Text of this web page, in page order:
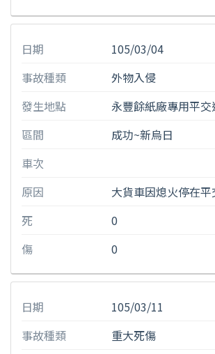
日期
105/03/04
事故種類
外物入侵
發生地點
永豐餘紙廠專用平交
區間
成功~新烏日
車次
原因
大貨車因熄火停在平
死
0
傷
0
日期
105/03/11
事故種類
重大死傷